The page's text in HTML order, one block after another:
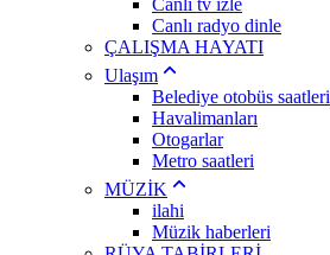
Canlı tv izle
Canlı radyo dinle
ÇALIŞMA HAYATI
Ulaşım
Belediye otobüs saatleri
Havalimanları
Otogarlar
Metro saatleri
MÜZİK
ilahi
Müzik haberleri